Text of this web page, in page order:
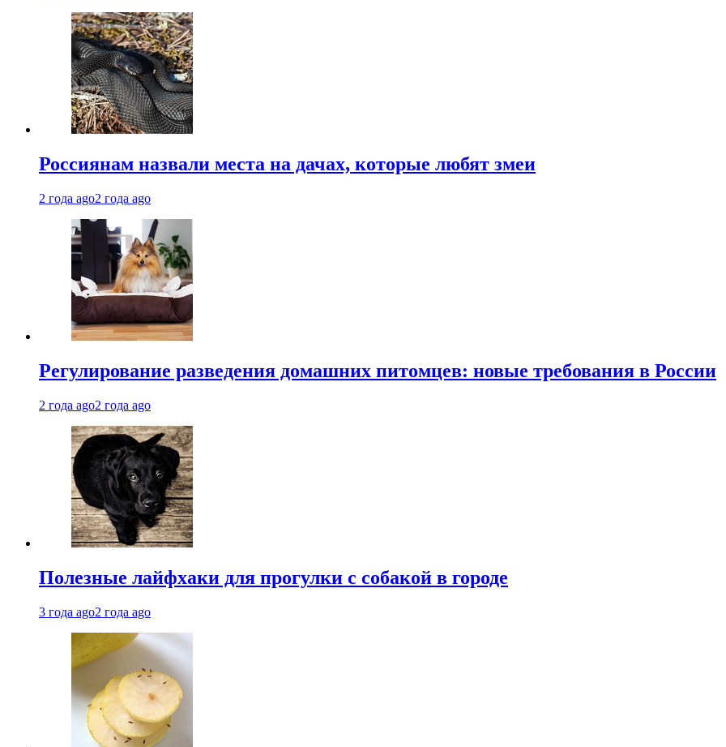
Россиянам назвали места на дачах, которые любят змеи
2 года ago2 года ago
Регулирование разведения домашних питомцев: новые требования в России
2 года ago2 года ago
Полезные лайфхаки для прогулки с собакой в городе
3 года ago2 года ago